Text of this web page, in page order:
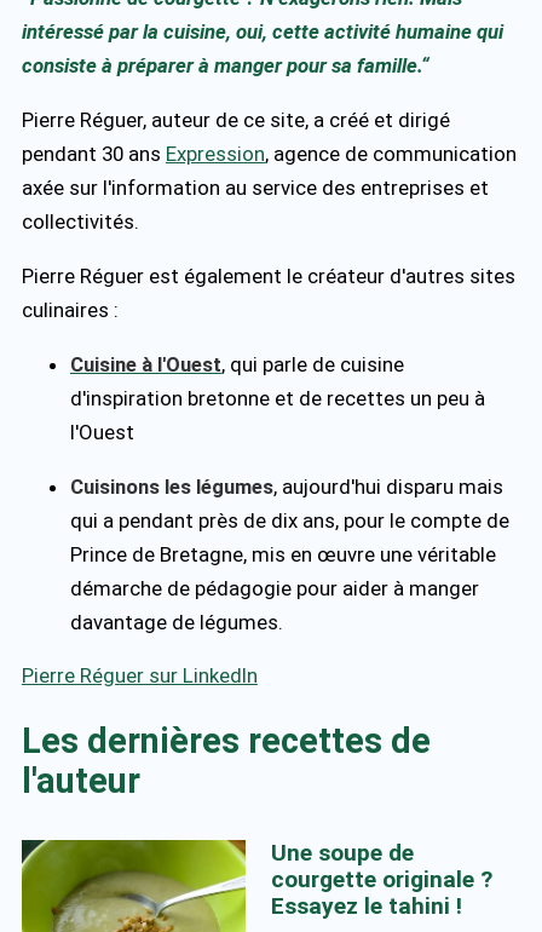
intéressé par la cuisine, oui, cette activité humaine qui
consiste à préparer à manger pour sa famille.“
Pierre Réguer, auteur de ce site, a créé et dirigé
pendant 30 ans Expression, agence de communication
axée sur l'information au service des entreprises et
collectivités.
Pierre Réguer est également le créateur d'autres sites
culinaires :
Cuisine à l'Ouest, qui parle de cuisine
d'inspiration bretonne et de recettes un peu à
l'Ouest
Cuisinons les légumes, aujourd'hui disparu mais
qui a pendant près de dix ans, pour le compte de
Prince de Bretagne, mis en œuvre une véritable
démarche de pédagogie pour aider à manger
davantage de légumes.
Pierre Réguer sur LinkedIn
Les dernières recettes de
l'auteur
Une soupe de
courgette originale ?
Essayez le tahini !